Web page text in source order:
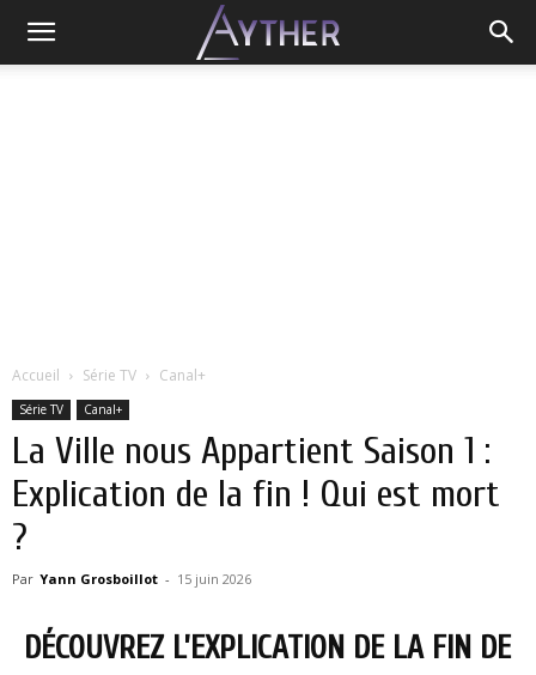
Accueil Série TV Canal+
Série TV Canal+
La Ville nous Appartient Saison 1 :
Explication de la fin ! Qui est mort
?
Par Yann Grosboillot - 15 juin 2026
DÉCOUVREZ L’EXPLICATION DE LA FIN DE